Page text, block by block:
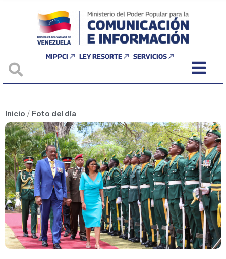
MIPPCI LEY RESORTE SERVICIOS
Inicio / Foto del día